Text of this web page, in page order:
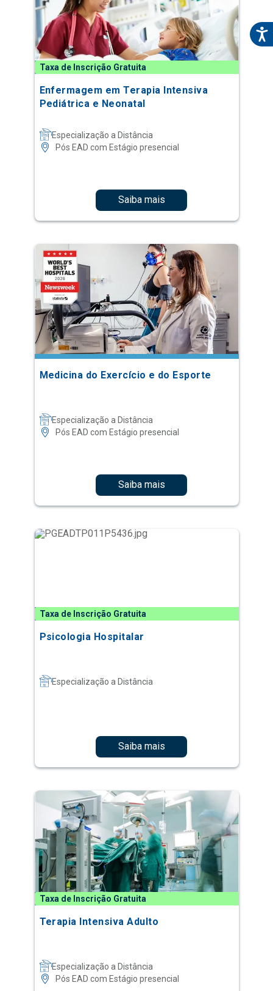
Taxa de Inscrição Gratuita
Enfermagem em Terapia Intensiva
Pediátrica e Neonatal
Especialização a Distância
Pós EAD com Estágio presencial
Saiba mais
Medicina do Exercício e do Esporte
Especialização a Distância
Pós EAD com Estágio presencial
Saiba mais
Taxa de Inscrição Gratuita
Psicologia Hospitalar
Especialização a Distância
Saiba mais
Taxa de Inscrição Gratuita
Terapia Intensiva Adulto
Especialização a Distância
Pós EAD com Estágio presencial